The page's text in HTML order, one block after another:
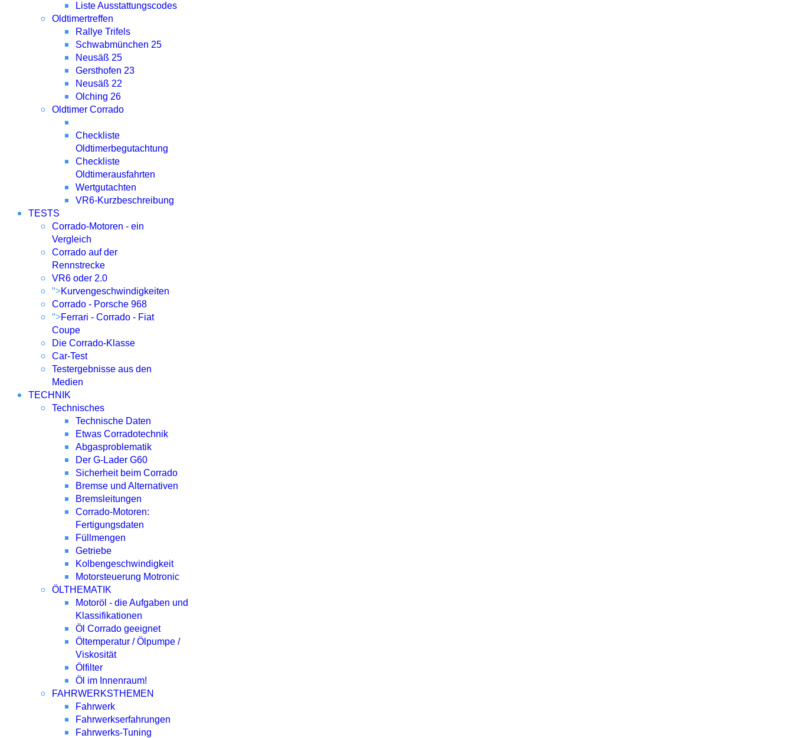
Liste Ausstattungscodes
Oldtimertreffen
Rallye Trifels
Schwabmünchen 25
Neusäß 25
Gersthofen 23
Neusäß 22
Olching 26
Oldtimer Corrado
Checkliste
Oldtimerbegutachtung
Checkliste
Oldtimerausfahrten
Wertgutachten
VR6-Kurzbeschreibung
TESTS
Corrado-Motoren - ein
Vergleich
Corrado auf der
Rennstrecke
VR6 oder 2.0
">Kurvengeschwindigkeiten
Corrado - Porsche 968
">Ferrari - Corrado - Fiat
Coupe
Die Corrado-Klasse
Car-Test
Testergebnisse aus den
Medien
TECHNIK
Technisches
Technische Daten
Etwas Corradotechnik
Abgasproblematik
Der G-Lader G60
Sicherheit beim Corrado
Bremse und Alternativen
Bremsleitungen
Corrado-Motoren:
Fertigungsdaten
Füllmengen
Getriebe
Kolbengeschwindigkeit
Motorsteuerung Motronic
ÖLTHEMATIK
Motoröl - die Aufgaben und
Klassifikationen
Öl Corrado geeignet
Öltemperatur / Ölpumpe /
Viskosität
Ölfilter
Öl im Innenraum!
FAHRWERKSTHEMEN
Fahrwerk
Fahrwerkserfahrungen
Fahrwerks-Tuning